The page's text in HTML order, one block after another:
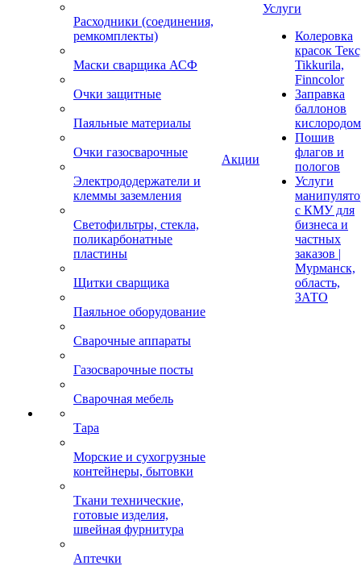
Расходники (соединения,
ремкомплекты)
Маски сварщика АСФ
Очки защитные
Паяльные материалы
Очки газосварочные
Электрододержатели и
клеммы заземления
Светофильтры, стекла,
поликарбонатные
пластины
Щитки сварщика
Паяльное оборудование
Сварочные аппараты
Газосварочные посты
Сварочная мебель
Тара
Морские и сухогрузные
контейнеры, бытовки
Ткани технические,
готовые изделия,
швейная фурнитура
Аптечки
Акции
Услуги
Колеровка
красок
Tikkurila,
Finncolor
Заправка
баллонов
кислородом
Пошив
флагов и
пологов
Услуги
с КМУ для
бизнеса и
частных
заказов |
Мурманск,
область,
ЗАТО